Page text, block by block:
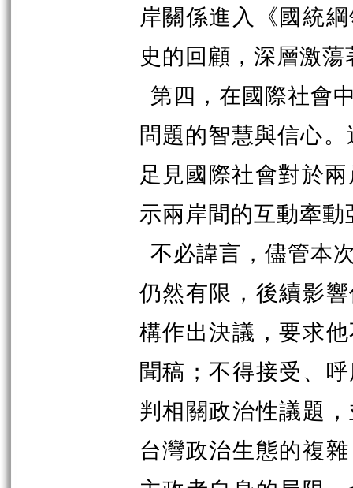
岸關係進入《國統
史的回顧，深層激
第四，在國際社會
問題的智慧與信心
足見國際社會對於
示兩岸間的互動牽
不必諱言，儘管本
仍然有限，後續影
構作出決議，要求
聞稿；不得接受、
判相關政治性議題
台灣政治生態的複